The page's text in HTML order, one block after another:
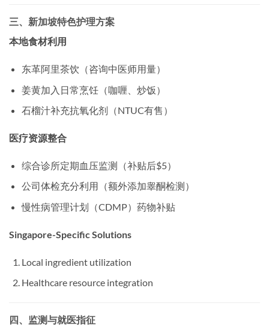
三、新加坡特色护理方案
本地食材利用
东革阿里茶饮（咨询中医师用量）
姜黄加入日常烹饪（咖喱、炒饭）
石榴汁补充抗氧化剂（NTUC有售）
医疗资源整合
综合诊所定期血压监测（补贴后$5）
公司体检充分利用（额外添加睾酮检测）
慢性病管理计划（CDMP）药物补贴
Singapore-Specific Solutions
Local ingredient utilization
Healthcare resource integration
四、监测与就医指征